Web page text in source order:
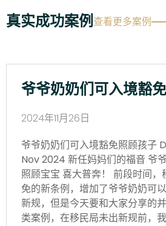
真实成功案例查看更多案例
爷爷奶奶们可入境豁
2024年11月26日
爷爷奶奶们可入境豁免照顾孩子
Nov 2024 新任妈妈们的福音 爷
照顾宝宝 喜大普奔！ 前段时间
免的新条例，增加了爷爷奶奶可
新规，但是今天要和大家分享的
类案例，在移民局未出新规前，